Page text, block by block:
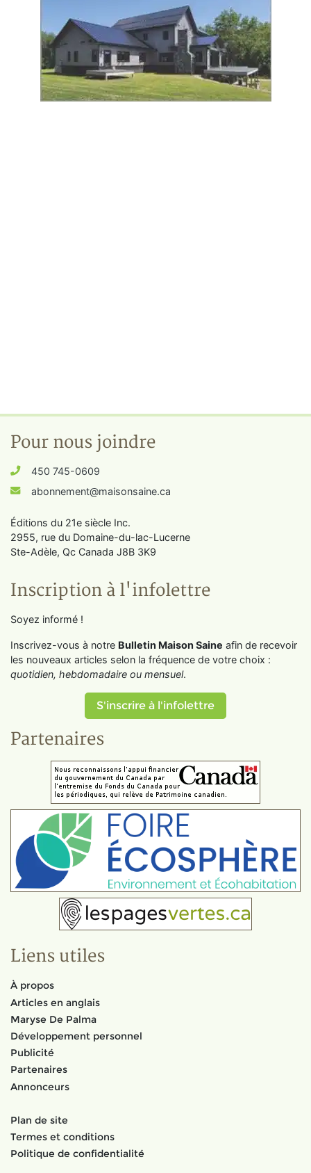
Pour nous joindre
450 745-0609
abonnement@maisonsaine.ca
Éditions du 21e siècle Inc.
2955, rue du Domaine-du-lac-Lucerne
Ste-Adèle, Qc Canada J8B 3K9
Inscription à l'infolettre
Soyez informé !
Inscrivez-vous à notre Bulletin Maison Saine afin de recevoir
les nouveaux articles selon la fréquence de votre choix :
quotidien, hebdomadaire ou mensuel.
S'inscrire à l'infolettre
Partenaires
Liens utiles
À propos
Articles en anglais
Maryse De Palma
Développement personnel
Publicité
Partenaires
Annonceurs
Plan de site
Termes et conditions
Politique de confidentialité